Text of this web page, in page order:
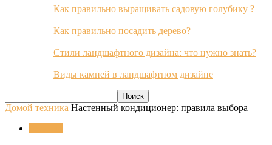
Как правильно выращивать садовую голубику ?
Как правильно посадить дерево?
Стили ландшафтного дизайна: что нужно знать?
Виды камней в ландшафтном дизайне
Домой техника Настенный кондиционер: правила выбора